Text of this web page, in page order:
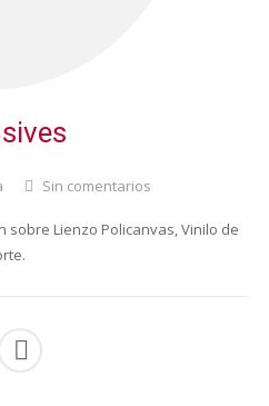
Sin comentarios
sobre Lienzo Policanvas, Vinilo de